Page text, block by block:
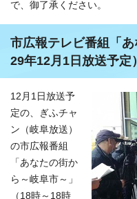
で、御了承ください。
市広報テレビ番組「
29年12月1日放送予定）
12月1日放送予
定の、ぎふチャ
ン（岐阜放送）
の市広報番組
「あなたの街か
ら～岐阜市～」
（18時～18時